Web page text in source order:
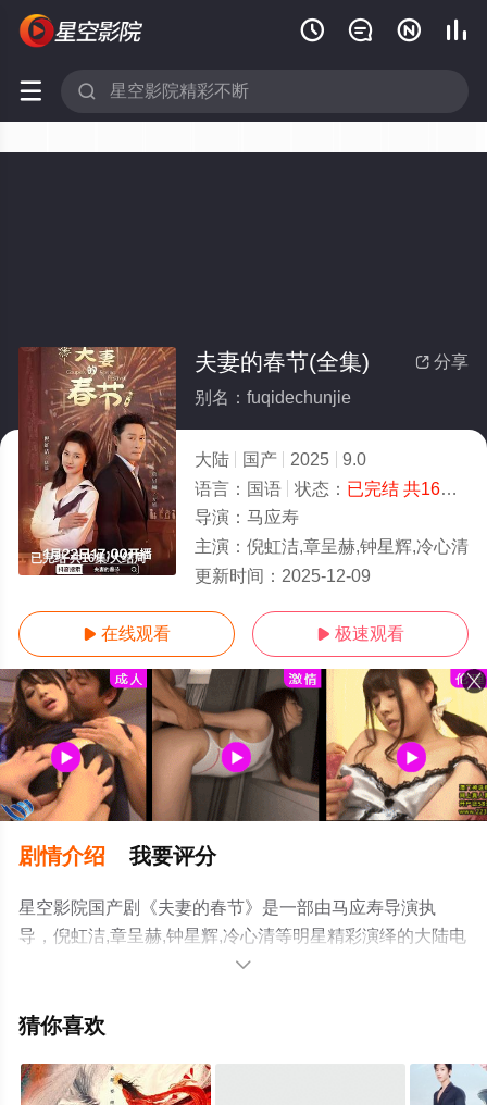
   
 
已完结 共16集/大结局
 分享
夫妻的春节(全集)
别名：fuqidechunjie
大陆 国产 2025
9.0
语言： 国语 状态： 已完结 共16集
导演： 马应寿
主演： 倪虹洁,章呈赫,钟星辉,冷心清
更新时间： 2025-12-09
 在线观看  极速观看
剧情介绍 我要评分
星空影院国产剧《夫妻的春节》是一部由马应寿导演执
导，倪虹洁,章呈赫,钟星辉,冷心清等明星精彩演绎的大陆电
视剧，大结局剧情已揭晓（已完结 共16集），手机免费观
关信息可移步至豆瓣电视剧、电视猫或剧情网等平台了

猜你喜欢